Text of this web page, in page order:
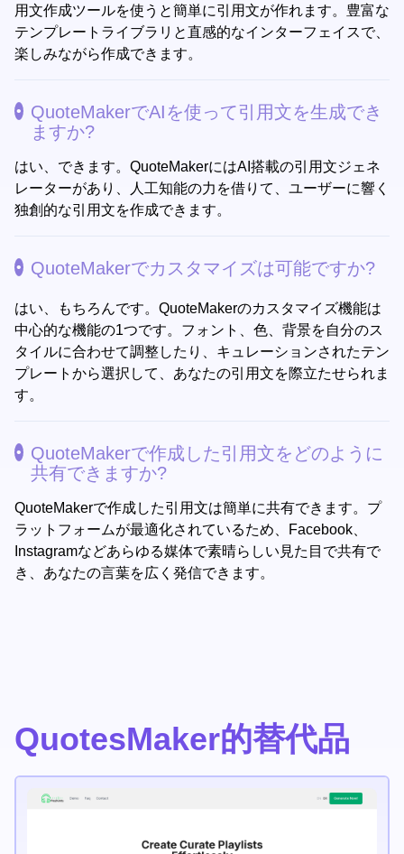
用文作成ツールを使うと簡単に引用文が作れます。豊富な
テンプレートライブラリと直感的なインターフェイスで、
楽しみながら作成できます。
QuoteMakerでAIを使って引用文を生成でき
ますか?
はい、できます。QuoteMakerにはAI搭載の引用文ジェネ
レーターがあり、人工知能の力を借りて、ユーザーに響く
独創的な引用文を作成できます。
QuoteMakerでカスタマイズは可能ですか?
はい、もちろんです。QuoteMakerのカスタマイズ機能は
中心的な機能の1つです。フォント、色、背景を自分のス
タイルに合わせて調整したり、キュレーションされたテン
プレートから選択して、あなたの引用文を際立たせられま
す。
QuoteMakerで作成した引用文をどのように
共有できますか?
QuoteMakerで作成した引用文は簡単に共有できます。プ
ラットフォームが最適化されているため、Facebook、
Instagramなどあらゆる媒体で素晴らしい見た目で共有で
き、あなたの言葉を広く発信できます。
QuotesMaker的替代品